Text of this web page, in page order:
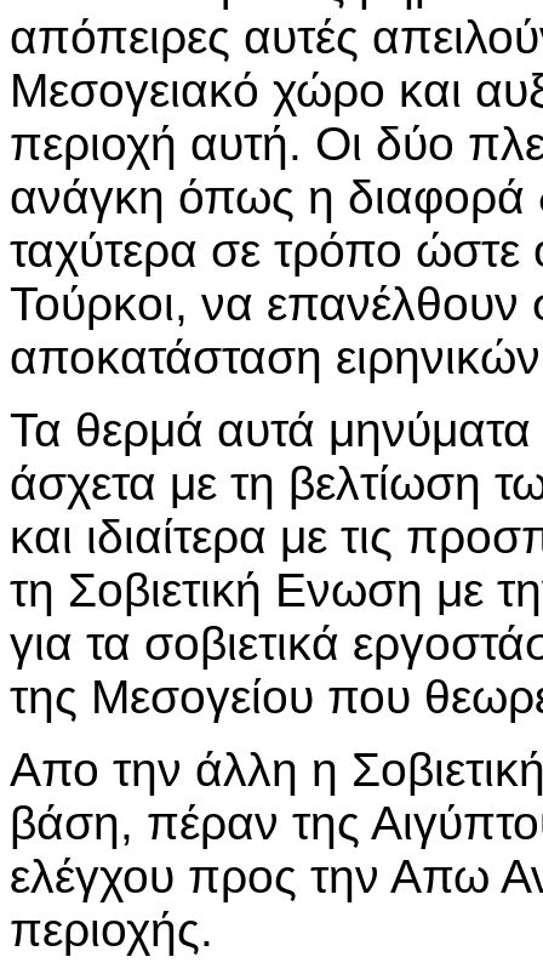
απόπειρες αυτές
Μεσογειακό χώρο και
περιοχή αυτή. Οι δύο
ανάγκη όπως η διαφορά
ταχύτερα σε τρόπο ώστε
Τούρκοι, να επανέλθουν
αποκατάσταση
Τα θερμά αυτά μηνύματα
άσχετα με τη βελτίωση
και ιδιαίτερα με τις
τη Σοβιετική Ενωση με
για τα σοβιετικά
της Μεσογείου που
Απο την άλλη η
βάση, πέραν της
ελέγχου προς την Απω
περιοχής.